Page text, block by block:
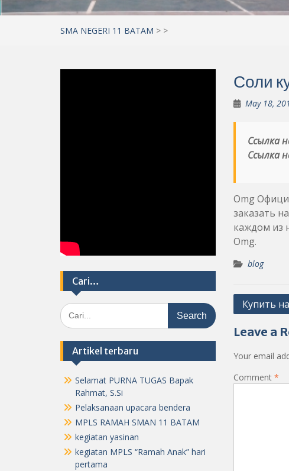
SMA NEGERI 11 BATAM > >
Соли
May 18,
Ссылка
Ссылка
Omg
заказать
каждом из
Omg.
blog
Post
Купить
Leave a
Your email
Comment *
Cari…
Search
for:
Artikel terbaru
Selamat PURNA TUGAS Bapak
Rahmat, S.Si
Pelaksanaan upacara bendera
MPLS RAMAH SMAN 11 BATAM
kegiatan yasinan
kegiatan MPLS “Ramah Anak” hari
pertama